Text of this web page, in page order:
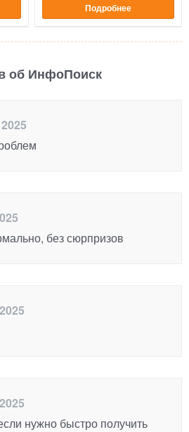
Подробнее
об ИнфоПоиск
без сюрпризов
нужно быстро получить